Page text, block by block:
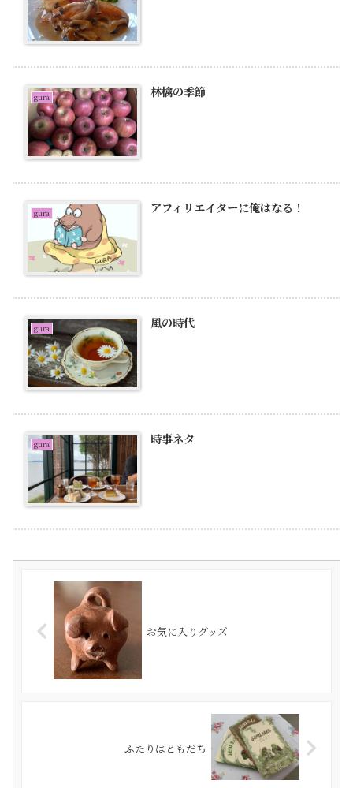
gura 林檎の季節
gura アフィリエイターに俺はなる！
gura 風の時代
gura 時事ネタ
お気に入りグッズ
ふたりはともだち